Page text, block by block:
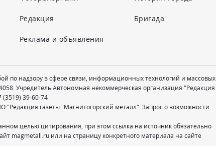
Редакция
Реклама и объявления
Бригада
по надзору в сфере связи, информационных технологий и массовых
Учредитель Автономная некоммерческая организация "Редакция
(3519) 39-60-74
газеты "Магнитогорский металл". Запрос о возможности
целью цитирования, при этом ссылка на источник обязательно
magmetall.ru или на страницу конкретного материала на сайте